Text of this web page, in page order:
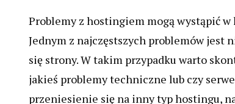
Problemy z hostingiem mogą wystąpić
Jednym z najczęstszych problemów jest
się strony. W takim przypadku warto
jakieś problemy techniczne lub czy
przeniesienie się na inny typ hostingu,